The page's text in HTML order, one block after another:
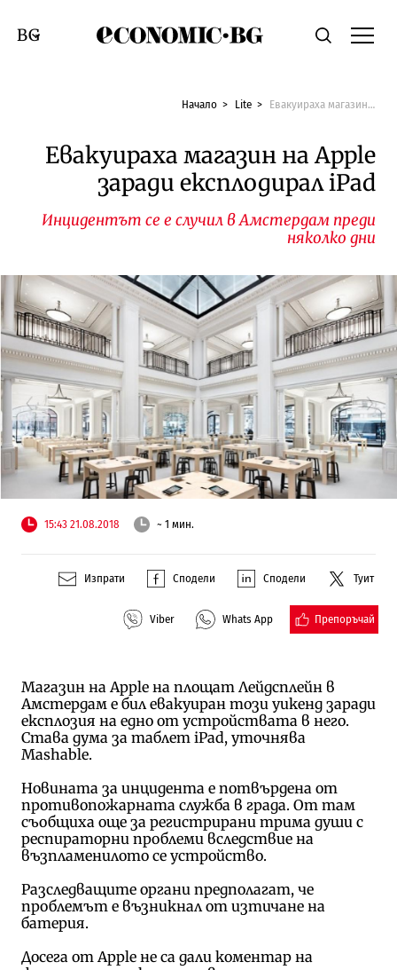
Economic.bgТърсене
Смяна на език
Начало Lite Евакуираха магазин на Apple заради експлодирал iPad
Евакуираха магазин на Apple
заради експлодирал iPad
Инцидентът се е случил в Амстердам преди
няколко дни
15:43 21.08.2018 ~ 1 мин.
Изпрати Сподели Сподели Туит
Viber Whats App Препоръчай
Магазин на Apple на площат Лейдсплейн в
Амстердам е бил евакуиран този уикенд заради
експлозия на едно от устройствата в него.
Става дума за таблет iPad, уточнява
Mashable.
Новината за инцидента е потвърдена от
противопожарната служба в града. От там
съобщиха още за регистрирани трима души с
респираторни проблеми вследствие на
възпламенилото се устройство.
Разследващите органи предполагат, че
проблемът е възникнал от изтичане на
батерия.
Досега от Apple не са дали коментар на